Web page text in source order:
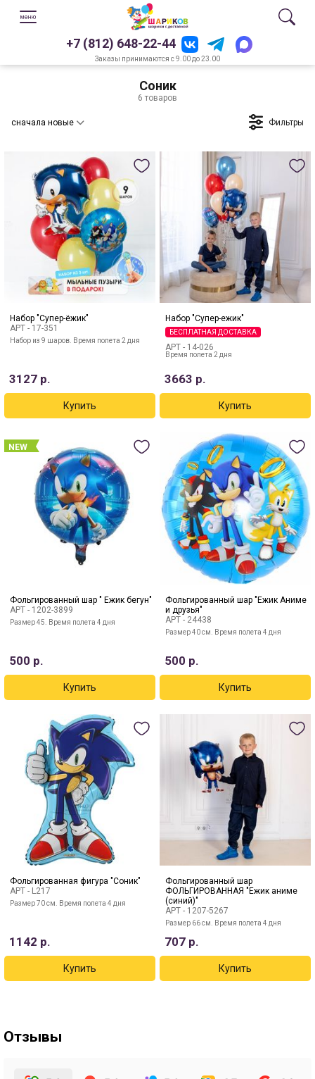
+7 (812) 648-22-44
Заказы принимаются с 9.00 до 23.00
Соник
6 товаров
сначала новые Фильтры
Набор "Супер-ёжик"
АРТ - 17-351
Набор из 9 шаров. Время полета 2 дня
3127р.
Набор "Супер-ежик"
БЕСПЛАТНАЯ ДОСТАВКА
АРТ - 14-026
Время полета 2 дня
3663 р.
NEW
Фольгированный шар " Ежик бегун"
АРТ - 1202-3899
Размер 45. Время полета 4 дня
500 р.
Фольгированный шар "Ежик Аниме
и друзья"
АРТ - 24438
Размер 40 см. Время полета 4 дня
500 р.
Фольгированная фигура "Соник"
АРТ - L217
Размер 70 см. Время полета 4 дня
1142 р.
Фольгированный шар
ФОЛЬГИРОВАННАЯ "Ежик аниме
(синий)"
АРТ - 1207-5267
Размер 66 см. Время полета 4 дня
707 р.
Отзывы